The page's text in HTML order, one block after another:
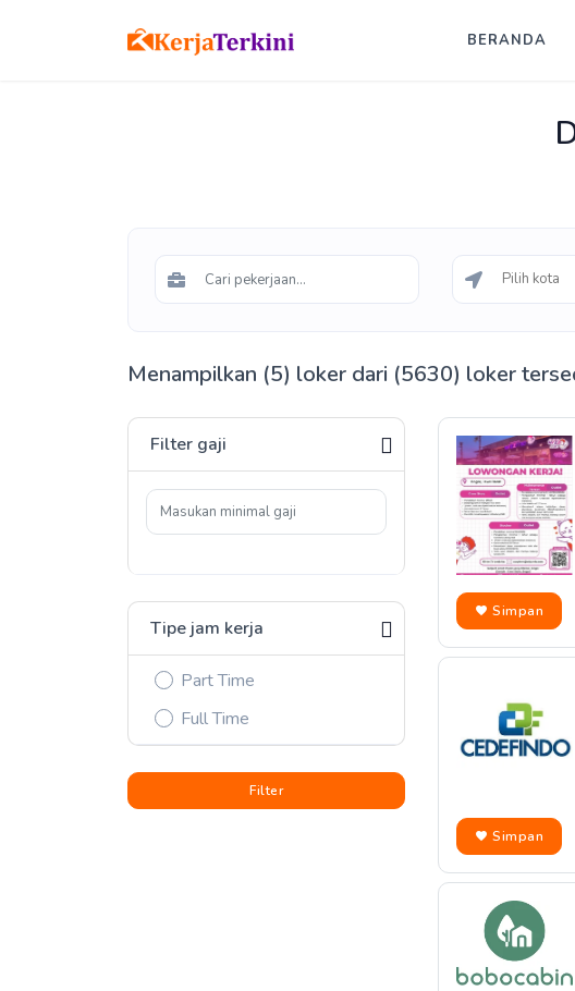
BERANDA
Menampilkan (5) loker dari (5630) loker
Filter gaji
Tipe jam kerja
Part Time
Full Time
Filter
Simpan
Simpan